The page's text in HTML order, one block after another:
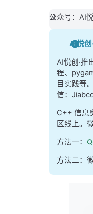
公众号：AI
AI悦创
AI悦创·推
程、
目实践等
信：
C++ 信息
区线上。
方法一：
方法二：